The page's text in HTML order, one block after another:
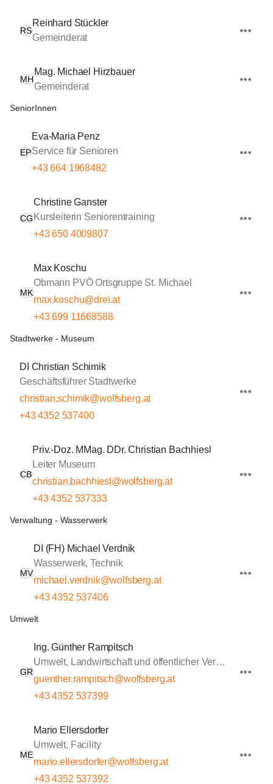
RS
Reinhard Stückler
Gemeinderat
MH
Mag. Michael Hirzbauer
Gemeinderat
SeniorInnen
EP
Eva-Maria Penz
Service für Senioren
+43 664 1968482
CG
Christine Ganster
Kursleiterin Seniorentraining
+43 650 4009807
MK
Max Koschu
Obmann PVÖ Ortsgruppe St. Michael
max.koschu@drei.at
+43 699 11668588
Stadtwerke - Museum
DI Christian Schimik
Geschäftsführer Stadtwerke
christian.schimik@wolfsberg.at
+43 4352 537400
CB
Priv.-Doz. MMag. DDr. Christian Bachhiesl
Leiter Museum
christian.bachhiesl@wolfsberg.at
+43 4352 537333
Verwaltung - Wasserwerk
MV
DI (FH) Michael Verdnik
Wasserwerk, Technik
michael.verdnik@wolfsberg.at
+43 4352 537406
Umwelt
GR
Ing. Günther Rampitsch
Umwelt, Landwirtschaft und öffentlicher Verkehr
guenther.rampitsch@wolfsberg.at
+43 4352 537399
ME
Mario Ellersdorfer
Umwelt, Facility
mario.ellersdorfer@wolfsberg.at
+43 4352 537392